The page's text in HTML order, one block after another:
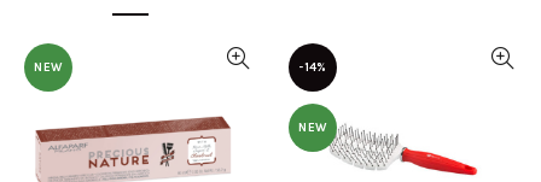
NEW -14%
NEW